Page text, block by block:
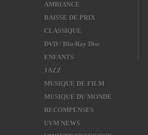
AMBIANCE
BAISSE DE PRIX
CLASSIQUE
DVD / Blu-Ray Disc
ENFANTS
JAZZ
MUSIQUE DE FILM
MUSIQUE DU MONDE
RECOMPENSES
UVM NEWS